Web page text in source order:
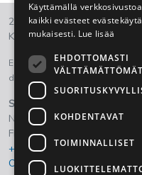
2021 © Summanen Oy.
Kaikki oikeudet pidätetään.
Euroopan aluekehitysrahasto
digitalisaation kehittämistyötä.
Summanen Oy
Nostavantie 111
FI- 15820 Lahti, Finland
+358 3 884 150
Ota yhteyttä
Käyttämällä
kaikki evästeet
mukaisesti. Lue lisää
EHDOTTOMASTI
VÄLTTÄMÄTTÖMÄT
KOHDENTAVAT
TOIMINNALLISET